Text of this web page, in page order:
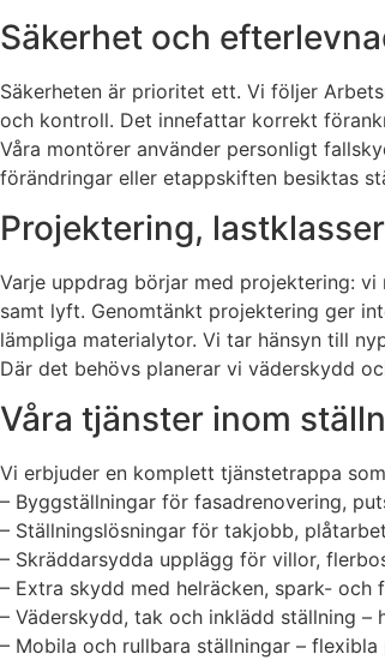
Säkerhet och
Säkerheten är prioritet ett. Vi följer
och kontroll. Det innefattar korrekt
Våra montörer använder personligt
förändringar eller etappskiften besiktas
Projektering,
Varje uppdrag börjar med projektering:
samt lyft. Genomtänkt projektering ger
lämpliga materialytor. Vi tar hänsyn till
Där det behövs planerar vi väderskydd
Våra tjänster inom
Vi erbjuder en komplett tjänstetrappa
– Byggställningar för fasadrenovering,
– Ställningslösningar för takjobb,
– Skräddarsydda upplägg för villor,
– Extra skydd med helräcken, spark-
– Väderskydd, tak och inklädd ställning
– Mobila och rullbara ställningar –